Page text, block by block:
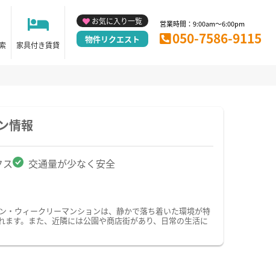
家具付き賃貸
お気に入り一覧
物件リクエスト
営業時間：9:00am～6:00pm
050-7586-9115
情報
交通量が少なく安全
ウィークリーマンションは、静かで落ち着いた環境が特
す。また、近隣には公園や商店街があり、日常の生活に